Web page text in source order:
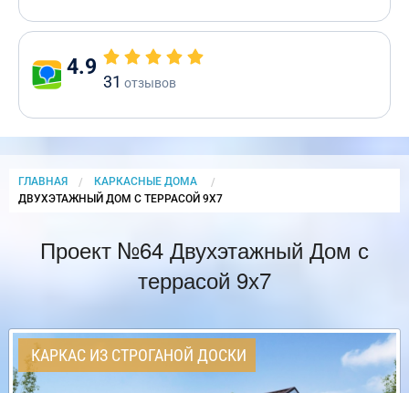
4.9
31 отзывов
ГЛАВНАЯ
КАРКАСНЫЕ ДОМА
CURRENT:
ДВУХЭТАЖНЫЙ ДОМ С ТЕРРАСОЙ 9Х7
Проект №64 Двухэтажный Дом с
террасой 9х7
КАРКАС ИЗ СТРОГАНОЙ ДОСКИ